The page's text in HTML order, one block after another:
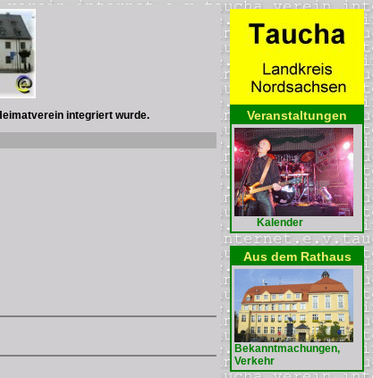
integriert wurde. Veranstaltungen
Kalender
Aus dem Rathaus
Bekanntmachungen,
Verkehr